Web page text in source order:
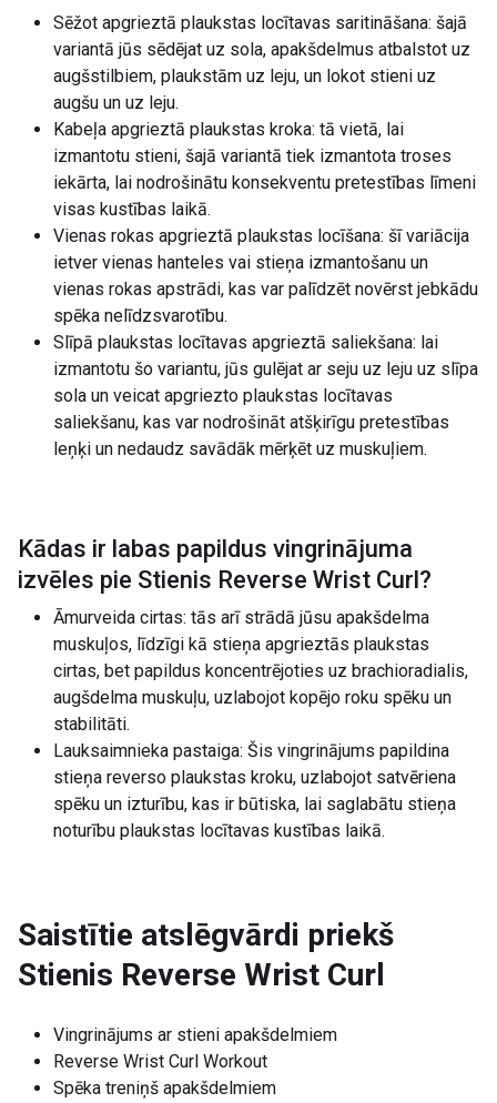
Sēžot apgrieztā plaukstas locītavas saritināšana: šajā
variantā jūs sēdējat uz sola, apakšdelmus atbalstot uz
augšstilbiem, plaukstām uz leju, un lokot stieni uz
augšu un uz leju.
Kabeļa apgrieztā plaukstas kroka: tā vietā, lai
izmantotu stieni, šajā variantā tiek izmantota troses
iekārta, lai nodrošinātu konsekventu pretestības līmeni
visas kustības laikā.
Vienas rokas apgrieztā plaukstas locīšana: šī variācija
ietver vienas hanteles vai stieņa izmantošanu un
vienas rokas apstrādi, kas var palīdzēt novērst jebkādu
spēka nelīdzsvarotību.
Slīpā plaukstas locītavas apgrieztā saliekšana: lai
izmantotu šo variantu, jūs gulējat ar seju uz leju uz slīpa
sola un veicat apgriezto plaukstas locītavas
saliekšanu, kas var nodrošināt atšķirīgu pretestības
leņķi un nedaudz savādāk mērķēt uz muskuļiem.
Kādas ir labas papildus vingrinājuma
izvēles pie Stienis Reverse Wrist Curl?
Āmurveida cirtas: tās arī strādā jūsu apakšdelma
muskuļos, līdzīgi kā stieņa apgrieztās plaukstas
cirtas, bet papildus koncentrējoties uz brachioradialis,
augšdelma muskuļu, uzlabojot kopējo roku spēku un
stabilitāti.
Lauksaimnieka pastaiga: Šis vingrinājums papildina
stieņa reverso plaukstas kroku, uzlabojot satvēriena
spēku un izturību, kas ir būtiska, lai saglabātu stieņa
noturību plaukstas locītavas kustības laikā.
Saistītie atslēgvārdi priekš
Stienis Reverse Wrist Curl
Vingrinājums ar stieni apakšdelmiem
Reverse Wrist Curl Workout
Spēka treniņš apakšdelmiem